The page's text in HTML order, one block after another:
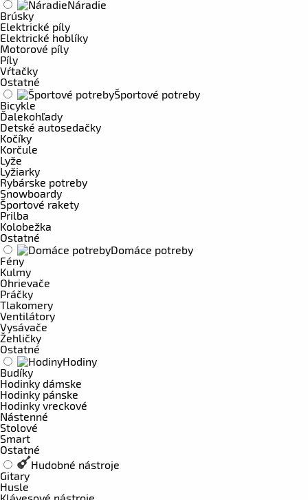
Náradie
Brúsky
Elektrické píly
Elektrické hoblíky
Motorové píly
Píly
Vŕtačky
Ostatné
Športové potreby
Bicykle
Ďalekohľady
Detské autosedačky
Kočíky
Korčule
Lyže
Lyžiarky
Rybárske potreby
Snowboardy
Športové rakety
Prilba
Kolobežka
Ostatné
Domáce potreby
Fény
Kulmy
Ohrievače
Práčky
Tlakomery
Ventilátory
Vysávače
Žehličky
Ostatné
Hodiny
Budíky
Hodinky dámske
Hodinky pánske
Hodinky vreckové
Nástenné
Stolové
Smart
Ostatné
Hudobné nástroje
Gitary
Husle